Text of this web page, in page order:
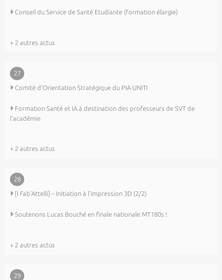
Conseil du Service de Santé Etudiante (formation élargie)
+ 2 autres actus
27
Comité d’Orientation Stratégique du PIA UNITI
Formation Santé et IA à destination des professeurs de SVT de
l'académie
+ 2 autres actus
28
[I Fab’Attelli] – Initiation à l’impression 3D (2/2)
Soutenons Lucas Bouché en finale nationale MT180s !
+ 2 autres actus
29